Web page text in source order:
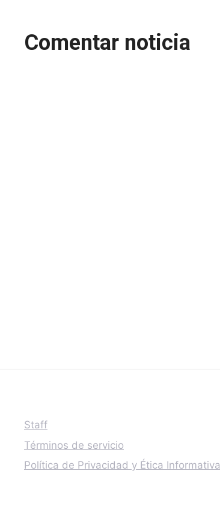
Comentar noticia
Staff
Términos de servicio
Política de Privacidad y Ética Informativa